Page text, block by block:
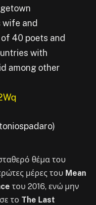
wife and
40 poets and
with
among other
θέμα του
μέρες του Mean
του 2016, ενώ μην
το The Last